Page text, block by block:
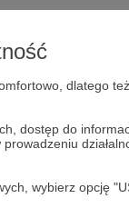
dlatego
dostęp do
wybierz opcję